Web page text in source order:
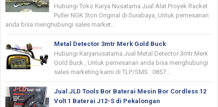
Hubungi Toko Karya Nusatama Jual Alat Proyek Racket
Puller NGK 3ton Original di Surabaya, Untuk pemesanan
anda bisa menghubungi sales market...
Metal Detector 3mtr Merk Gold Buck
Hubungi Karyanusatama Jual Metal Detector 3mtr Merk
Gold Buck , Untuk pemesanan anda bisa menghubungi
sales marketing kami di TLP/SMS : 0857...
Jual JLD Tools Bor Baterai Mesin Bor Cordless 12
Volt 1 Baterai J12-S di Pekalongan